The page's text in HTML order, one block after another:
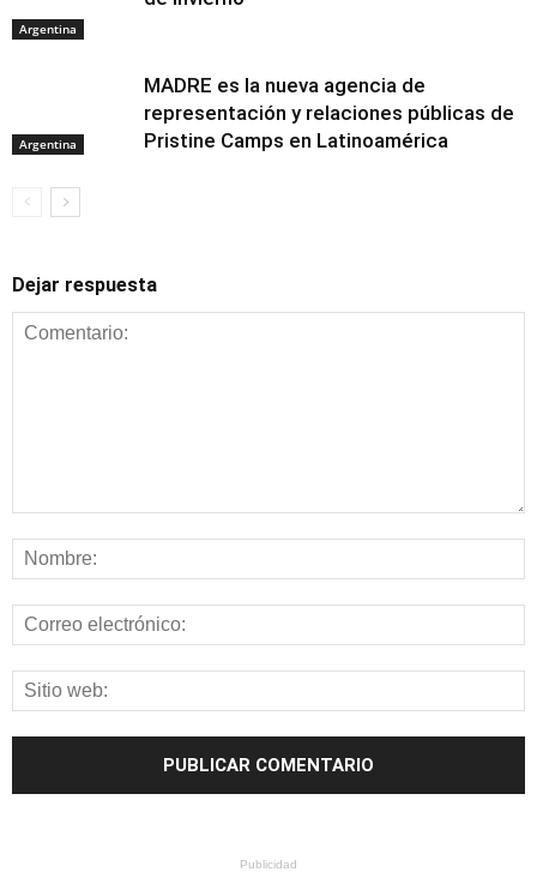
Argentina
Argentina
MADRE es la nueva agencia de
representación y relaciones públicas de
Pristine Camps en Latinoamérica
Dejar respuesta
Publicidad